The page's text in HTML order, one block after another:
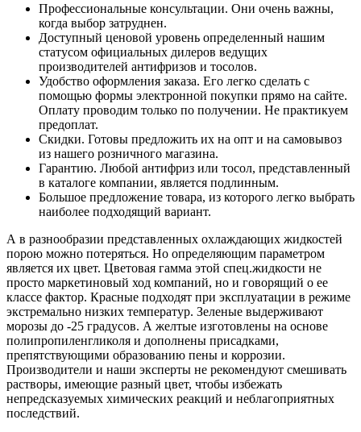
Профессиональные консультации. Они очень важны,
когда выбор затруднен.
Доступный ценовой уровень определенный нашим
статусом официальных дилеров ведущих
производителей антифризов и тосолов.
Удобство оформления заказа. Его легко сделать с
помощью формы электронной покупки прямо на сайте.
Оплату проводим только по получении. Не практикуем
предоплат.
Скидки. Готовы предложить их на опт и на самовывоз
из нашего розничного магазина.
Гарантию. Любой антифриз или тосол, представленный
в каталоге компании, является подлинным.
Большое предложение товара, из которого легко выбрать
наиболее подходящий вариант.
А в разнообразии представленных охлаждающих жидкостей
порою можно потеряться. Но определяющим параметром
является их цвет. Цветовая гамма этой спец.жидкости не
просто маркетиновый ход компаний, но и говорящий о ее
классе фактор. Красные подходят при эксплуатации в режиме
экстремально низких температур. Зеленые выдерживают
морозы до -25 градусов. А желтые изготовлены на основе
полипропиленгликоля и дополнены присадками,
препятствующими образованию пены и коррозии.
Производители и наши эксперты не рекомендуют смешивать
растворы, имеющие разный цвет, чтобы избежать
непредсказуемых химических реакций и неблагоприятных
последствий.